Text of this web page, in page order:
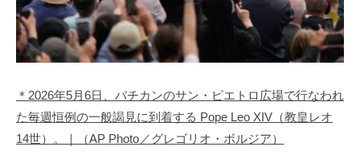
＊2026年5月6日、バチカンのサン・ピエトロ広場で行なわれ
た毎週恒例の一般謁見に到着する Pope Leo XIV（教皇レオ
14世）。｜（AP Photo／グレゴリオ・ボルジア）